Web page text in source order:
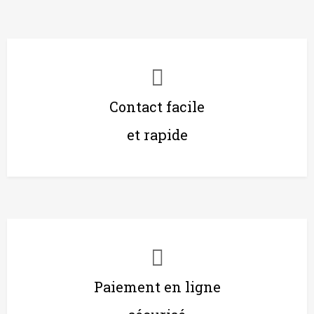
Contact facile
et rapide
Paiement en ligne